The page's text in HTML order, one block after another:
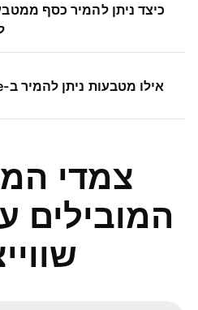
כיצד ניתן להמיר כסף ממטבע
אילו מטבעות ניתן להמיר ב-Wise?
צמדי
המובילים